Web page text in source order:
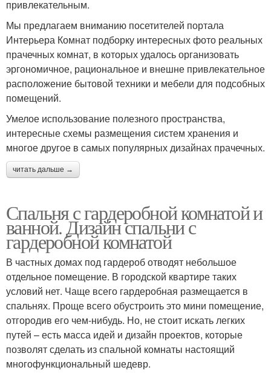
привлекательным.
Мы предлагаем вниманию посетителей портала
Интерьера Комнат подборку интересных фото реальных
прачечных комнат, в которых удалось организовать
эргономичное, рациональное и внешне привлекательное
расположение бытовой техники и мебели для подсобных
помещений.
Умелое использование полезного пространства,
интересные схемы размещения систем хранения и
многое другое в самых популярных дизайнах прачечных.
читать дальше →
Спальня с гардеробной комнатой и
ванной. Дизайн спальни с
гардеробной комнатой
В частных домах под гардероб отводят небольшое
отдельное помещение. В городской квартире таких
условий нет. Чаще всего гардеробная размещается в
спальнях. Проще всего обустроить это мини помещение,
отгородив его чем-нибудь. Но, не стоит искать легких
путей – есть масса идей и дизайн проектов, которые
позволят сделать из спальной комнаты настоящий
многофункциональный шедевр.